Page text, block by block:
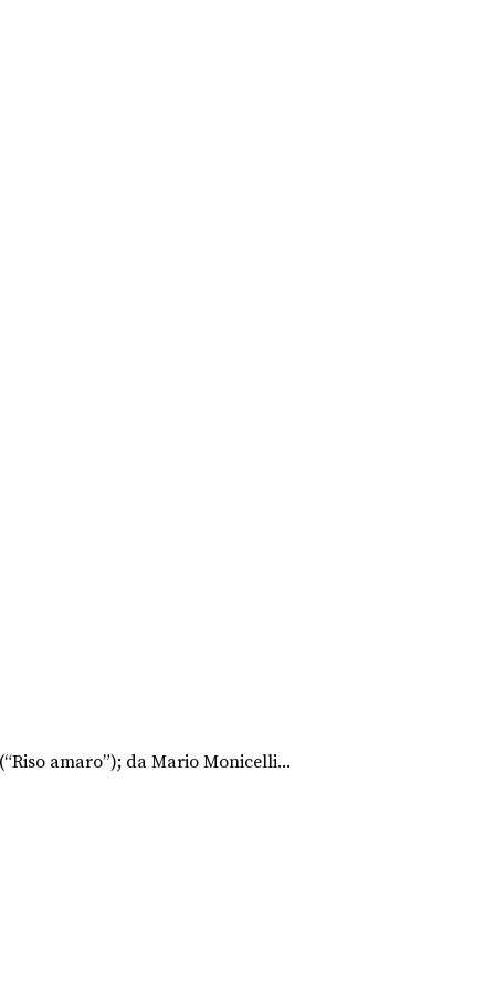
amaro”); da Mario Monicelli...